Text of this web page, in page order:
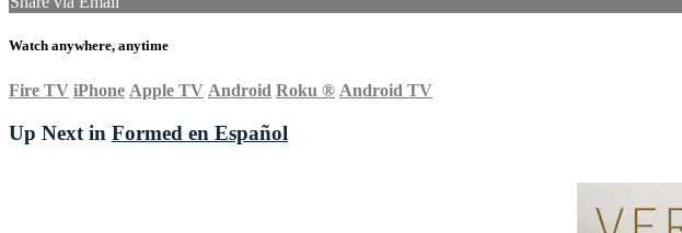
Watch anywhere, anytime
Fire TV iPhone Apple TV Android Roku ® Android TV
Up Next in Formed en Español